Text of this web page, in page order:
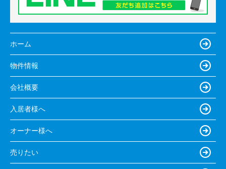
ホーム
物件情報
会社概要
入居者様へ
オーナー様へ
売りたい